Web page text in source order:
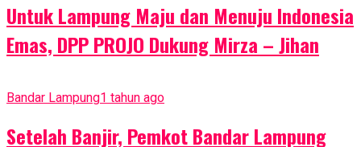
Untuk Lampung Maju dan Menuju Indonesia
Emas, DPP PROJO Dukung Mirza – Jihan
Bandar Lampung1 tahun ago
Setelah Banjir, Pemkot Bandar Lampung